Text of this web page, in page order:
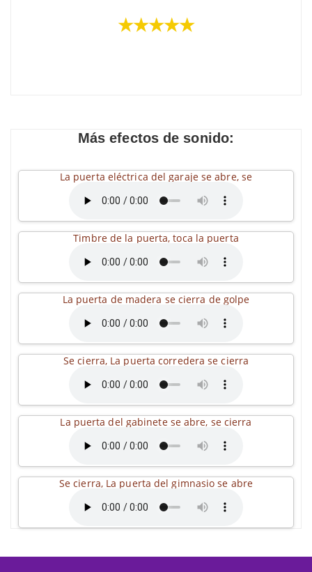
★★★★★
Más efectos de sonido:
La puerta eléctrica del garaje se abre, se
Timbre de la puerta, toca la puerta
La puerta de madera se cierra de golpe
Se cierra, La puerta corredera se cierra
La puerta del gabinete se abre, se cierra
Se cierra, La puerta del gimnasio se abre